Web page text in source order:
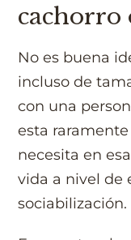
cachorro
No es buena
incluso de
con una
esta
necesita en
vida a nivel de
sociabilización.